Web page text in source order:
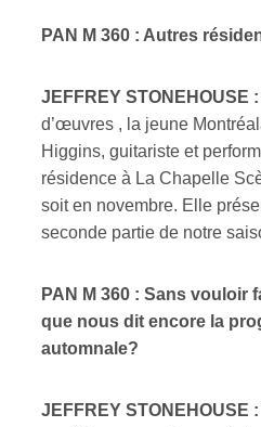
PAN M 360 : Autres
JEFFREY STONEHOUSE :
d’œuvres , la jeune
Higgins, guitariste et
résidence à La Chapelle
soit en novembre. Elle
seconde partie de notre
PAN M 360 : Sans vouloir
que nous dit encore la
automnale?
JEFFREY STONEHOUSE :